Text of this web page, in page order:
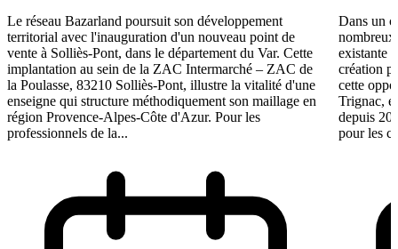
Le réseau Bazarland poursuit son développement
territorial avec l'inauguration d'un nouveau point de
vente à Solliès-Pont, dans le département du Var. Cette
implantation au sein de la ZAC Intermarché – ZAC de
la Poulasse, 83210 Solliès-Pont, illustre la vitalité d'une
enseigne qui structure méthodiquement son maillage en
région Provence-Alpes-Côte d'Azur. Pour les
professionnels de la...
Dans un
nombreux
existante
création
cette
Trignac,
depuis
pour les